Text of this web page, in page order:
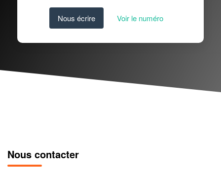
Nous écrire Voir le numéro
Nous contacter